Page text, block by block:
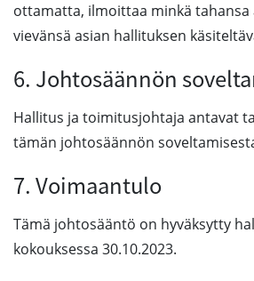
ottamatta, ilmoittaa minkä tahansa
vievänsä asian hallituksen
6. Johtosäännön
Hallitus ja toimitusjohtaja antavat
tämän johtosäännön
7. Voimaantulo
Tämä johtosääntö on hyväksytty
kokouksessa 30.10.2023.